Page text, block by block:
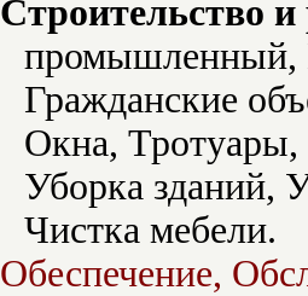
Строительство
промышленный,
Гражданские
Окна,
Уборка зданий,
Чистка мебели.
Обеспечение,